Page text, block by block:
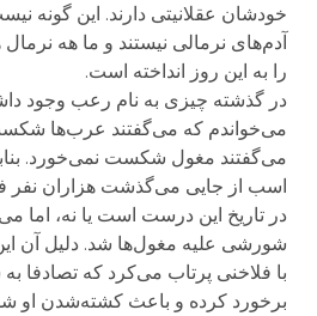
خودشان عقلانیتی دارند. این گونه
آدم‌های نرمالی نیستند و ما هه
را به این روز انداخته‌ است.
در گذشته چیزی به نام رعب وجود
می‌خواندم که می‌گفتند عرب‌ها
می‌گفتند مغول شکست نمی‌خورد.
اسب از جایی می‌گذشت هزاران نفر
در تاریخ این درست است یا نه، اما
شورشی علیه مغول‌ها شد. دلیل آن
با فلاخنی پرتاب می‌کرد که تصادفا
برخورد کرده و باعث کشته‌شدن او